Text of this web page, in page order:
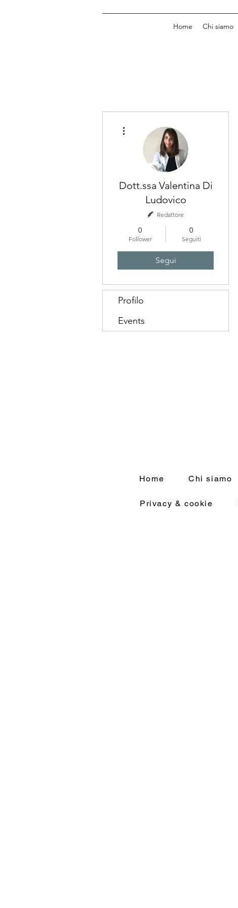
Home Chi siamo
Dott.ssa Valentina Di
Ludovico
Redattore
0
Follower
0
Seguiti
Segui
Profilo
Events
Home Chi siamo
Privacy & cookie